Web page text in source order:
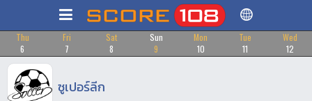
Thu
6
Fri
7
Sat
8
Sun
9
Mon
10
Tue
11
Wed
12
ซูเปอร์ลีก